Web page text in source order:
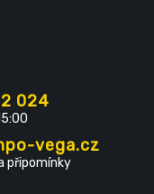
024
vega.cz
připomínky